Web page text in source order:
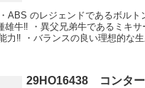
ABS のレジェンドであるボルト
雄牛‼ ・異父兄弟牛であるミキサ
力‼ ・バランスの良い理想的な生
29HO16438 コンター